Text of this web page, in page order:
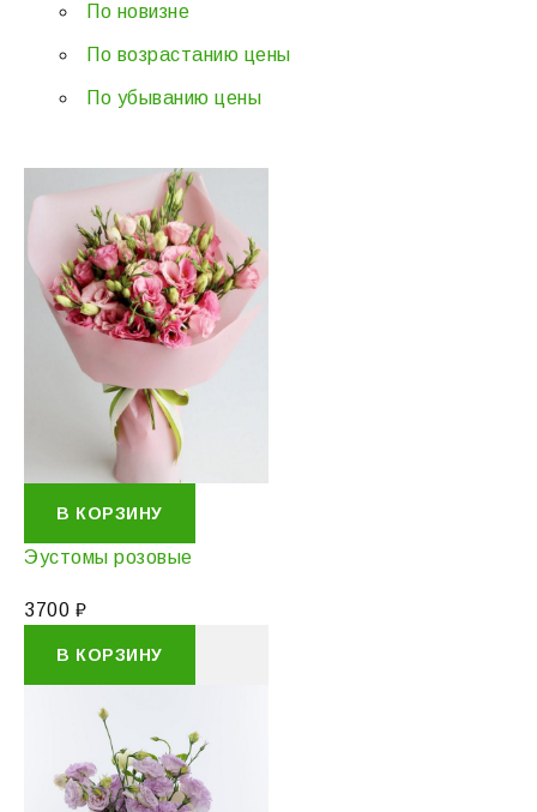
По новизне
По возрастанию цены
По убыванию цены
В КОРЗИНУ
Эустомы розовые
3700 ₽
В КОРЗИНУ